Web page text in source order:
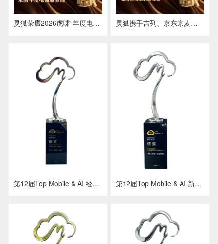
灵狐荣膺2026虎啸“年度电商服务商”，斩获十项案例大奖，以品效销一体化+AI营销引领行业变革 灵狐携手吉列、京东京麦服务市场荣获虎啸奖
第12届Top Mobile & AI 经营增长 银奖 京东 x 三星 x 灵狐 第12届Top Mobile & AI 新品创新 银奖 京东 x 灵狐 x 海信洗衣机